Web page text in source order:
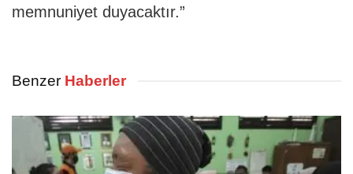
memnuniyet duyacaktır.”
Benzer Haberler